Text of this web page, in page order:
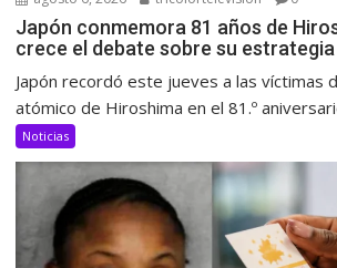
Japón conmemora 81 años de
crece el debate sobre su
Japón recordó este jueves a las víctimas
atómico de Hiroshima en el 81.º
Noticias